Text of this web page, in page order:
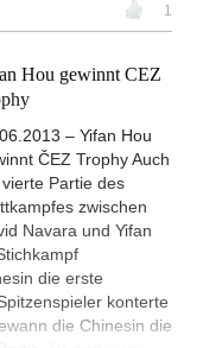
1
Hou gewinnt CEZ
– Yifan Hou
ČEZ Trophy Auch
Partie des
zwischen
Navara und Yifan
die erste
konterte
die Chinesin die